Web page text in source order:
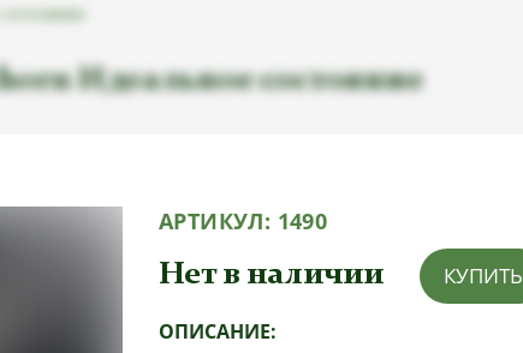
Идеальное состояние
АРТИКУЛ: 1490
Нет в наличии КУПИТЬ
ОПИСАНИЕ: